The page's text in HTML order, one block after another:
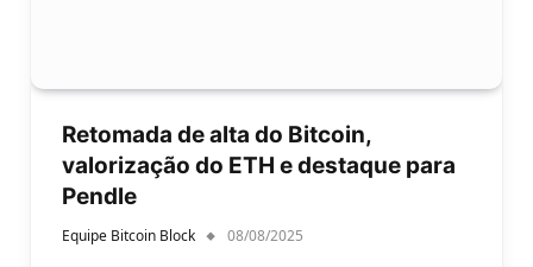
Retomada de alta do Bitcoin,
valorização do ETH e destaque para
Pendle
Equipe Bitcoin Block 08/08/2025